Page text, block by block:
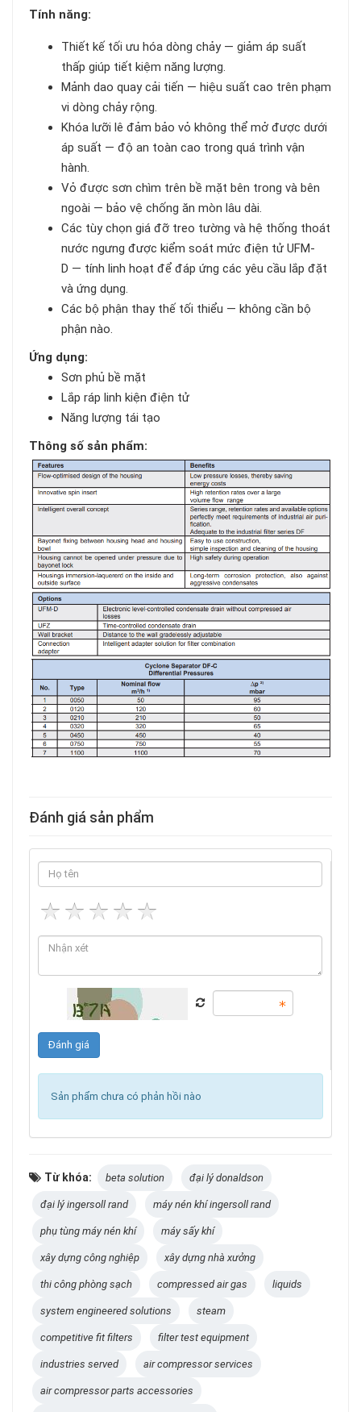
Tính năng:
Thiết kế tối ưu hóa dòng chảy — giảm áp suất
thấp giúp tiết kiệm năng lượng.
Mảnh dao quay cải tiến — hiệu suất cao trên phạm
vi dòng chảy rộng.
Khóa lưỡi lê đảm bảo vỏ không thể mở được dưới
áp suất — độ an toàn cao trong quá trình vận
hành.
Vỏ được sơn chìm trên bề mặt bên trong và bên
ngoài — bảo vệ chống ăn mòn lâu dài.
Các tùy chọn giá đỡ treo tường và hệ thống thoát
nước ngưng được kiểm soát mức điện tử UFM-
D — tính linh hoạt để đáp ứng các yêu cầu lắp đặt
và ứng dụng.
Các bộ phận thay thế tối thiểu — không cần bộ
phận nào.
Ứng dụng:
Sơn phủ bề mặt
Lắp ráp linh kiện điện tử
Năng lượng tái tạo
Thông số sản phẩm:
Đánh giá sản phẩm
Sản phẩm chưa có phản hồi nào
Từ khóa: beta solution đại lý donaldson
đại lý ingersoll rand máy nén khí ingersoll rand
phụ tùng máy nén khí máy sấy khí
xây dựng công nghiệp xây dựng nhà xưởng
thi công phòng sạch compressed air gas liquids
system engineered solutions steam
competitive fit filters filter test equipment
industries served air compressor services
air compressor parts accessories